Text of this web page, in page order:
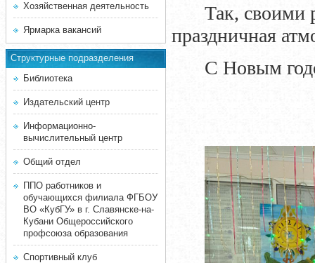
Хозяйственная деятельность
Ярмарка вакансий
Структурные подразделения
Библиотека
Издательский центр
Информационно-
вычислительный центр
Общий отдел
ППО работников и
обучающихся филиала ФГБОУ
ВО «КубГУ» в г. Славянске-на-
Кубани Общероссийского
профсоюза образования
Спортивный клуб
Так, своими
праздничная
С Новым